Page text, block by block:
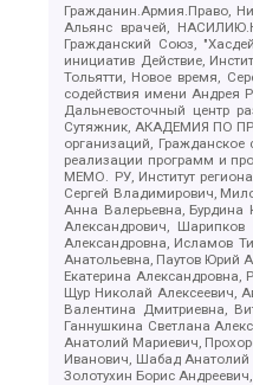
Гражданин.Армия.Право,
Альянс врачей,
Гражданский Союз,
инициатив Действие,
Тольятти, Новое время,
содействия имени Андрея
Дальневосточный центр
Сутяжник, АКАДЕМИЯ ПО
организаций,
реализации программ и
МЕМО. РУ, Институт
Сергей Владимирович,
Анна Валерьевна, Бурдина
Александрович,
Александровна, Исламов
Анатольевна, Паутов Юрий
Екатерина
Щур Николай Алексеевич,
Валентина Дмитриевна,
Ганнушкина Светлана
Анатолий Мариевич,
Иванович, Шабад Анатолий
Золотухин Борис